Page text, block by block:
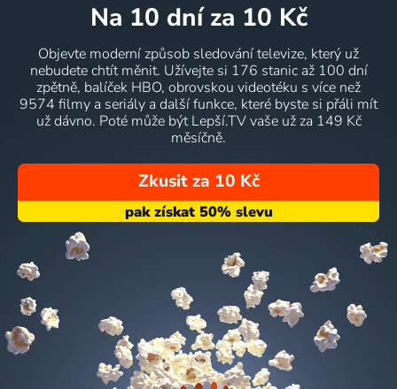
na 10 dní za 10 Kč
Objevte moderní způsob sledování televize, který už
nebudete chtít měnit. Užívejte si 176 stanic až 100 dní
zpětně, balíček HBO, obrovskou videotéku s více než
9574 filmy a seriály a další funkce, které byste si přáli mít
už dávno. Poté může být Lepší.TV vaše už za 149 Kč
měsíčně.
Zkusit za 10 Kč